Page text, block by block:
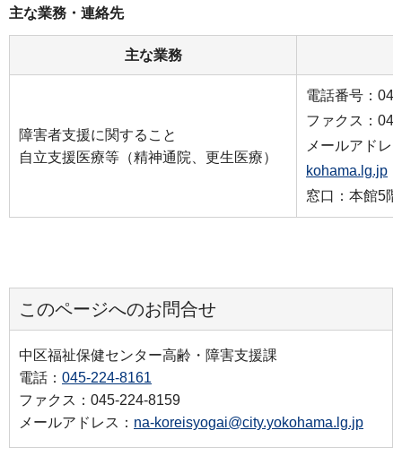
主な業務・連絡先
主な業務
障害者支援に関すること
自立支援医療等（精神通院、更生医療）
電話番号：
ファクス：
メールアドレ
kohama.lg.jp
窓口：本館5
このページへのお問合せ
中区福祉保健センター高齢・障害支援課
電話： 045-224-8161
ファクス：045-224-8159
メールアドレス： na-koreisyogai@city.yokohama.lg.jp